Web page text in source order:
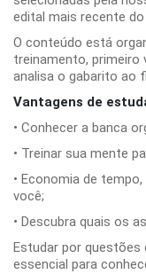
edital mais recente
O conteúdo está
treinamento, primeiro
analisa o gabarito ao
Vantagens de
• Conhecer a banca
• Treinar sua mente
• Economia de
você;
• Descubra quais os
Estudar por questões
essencial para